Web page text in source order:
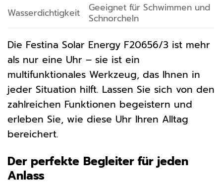
Wasserdichtigkeit
Geeignet für Schwimmen und
Schnorcheln
Die Festina Solar Energy F20656/3 ist mehr
als nur eine Uhr – sie ist ein
multifunktionales Werkzeug, das Ihnen in
jeder Situation hilft. Lassen Sie sich von den
zahlreichen Funktionen begeistern und
erleben Sie, wie diese Uhr Ihren Alltag
bereichert.
Der perfekte Begleiter für jeden
Anlass